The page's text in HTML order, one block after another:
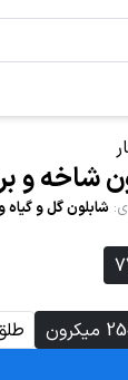
شاخه و برگ
: شابلون گل و گیاه